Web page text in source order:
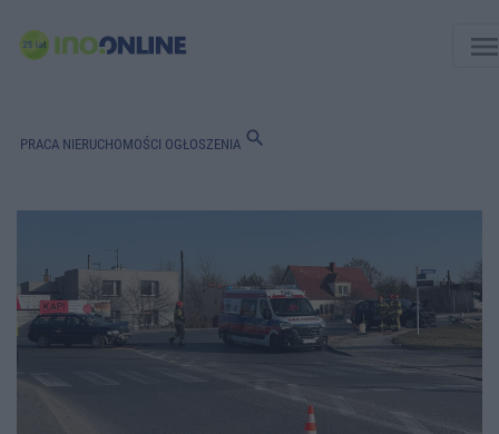
PRACA NIERUCHOMOŚCI OGŁOSZENIA search